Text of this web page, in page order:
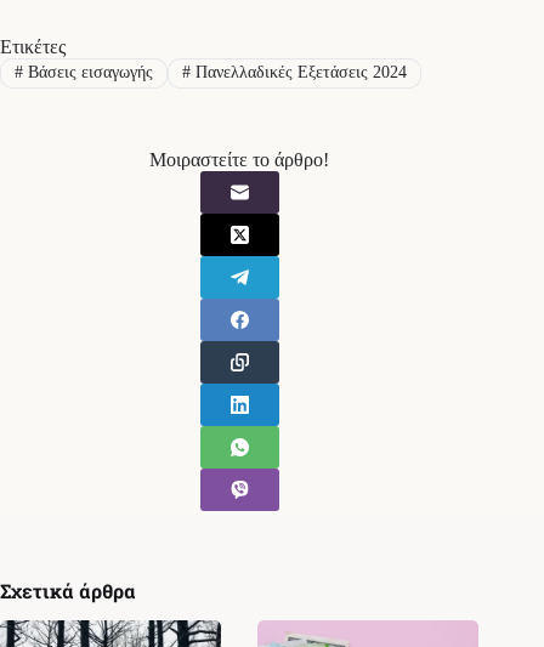
Ετικέτες
#Βάσεις εισαγωγής #Πανελλαδικές Εξετάσεις 2024
Μοιραστείτε το άρθρο!
Σχετικά άρθρα